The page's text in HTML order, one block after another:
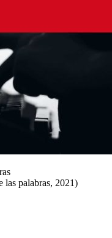
las palabras, 2021)